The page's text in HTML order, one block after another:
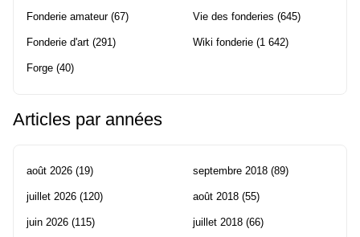
Fonderie amateur(67)
Fonderie d'art (291)
Forge (40)
Vie des fonderies (645)
Wiki fonderie (1 642)
Articles par années
août 2026 (19)
juillet 2026 (120)
juin 2026 (115)
septembre 2018 (89)
août 2018 (55)
juillet 2018 (66)